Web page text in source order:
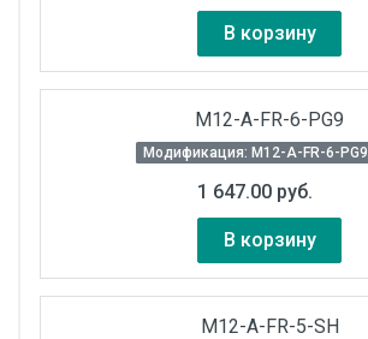
В корзину
M12-A-FR-6-PG9
Модификация: M12-A-FR-6-PG9
1 647.00 руб.
В корзину
M12-A-FR-5-SH